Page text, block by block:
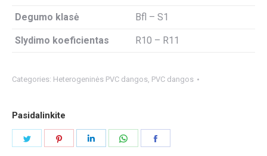
Degumo klasė Bfl – S1
Slydimo koeficientas R10 – R11
Categories: Heterogeninės PVC dangos, PVC dangos
Pasidalinkite